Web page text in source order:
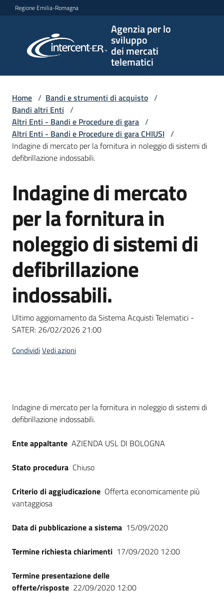
Vai al contenuto
Vai alla navigazione
Vai al footer
Regione Emilia-Romagna
Agenzia per lo
sviluppo
dei mercati
telematici
per lo
sviluppo
telematici
L'Agenzia
Bandi
di
acquisto
Supporto
telematiche
site
su
Home / Bandi e strumenti di acquisto /
Bandi altri Enti /
Altri Enti - Bandi e Procedure di gara /
Altri Enti - Bandi e Procedure di gara CHIUSI /
Indagine di mercato per la fornitura in noleggio di sistemi di
defibrillazione indossabili.
Salta al contenuto
Indagine di mercato
per la fornitura in
noleggio di sistemi di
defibrillazione
indossabili.
Ultimo aggiornamento da Sistema Acquisti Telematici -
SATER: 26/02/2026 21:00
CondividiVedi azioni
Dati del bando
Indagine di mercato per la fornitura in noleggio di sistemi di
defibrillazione indossabili.
Ente appaltante AZIENDA USL DI BOLOGNA
Stato procedura Chiuso
Criterio di aggiudicazione Offerta economicamente più
vantaggiosa
Data di pubblicazione a sistema 15/09/2020
Termine richiesta chiarimenti 17/09/2020 12:00
Termine presentazione delle
offerte/risposte 22/09/2020 12:00